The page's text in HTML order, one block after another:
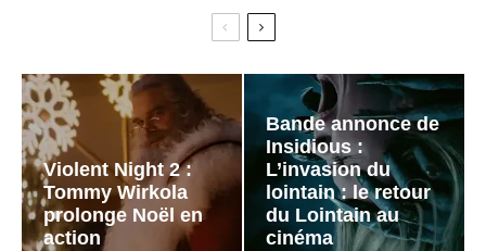
Violent Night 2 :
Tommy Wirkola
prolonge Noël en
action
Bande annonce de
Insidious :
L’invasion du
lointain : le retour
du Lointain au
cinéma